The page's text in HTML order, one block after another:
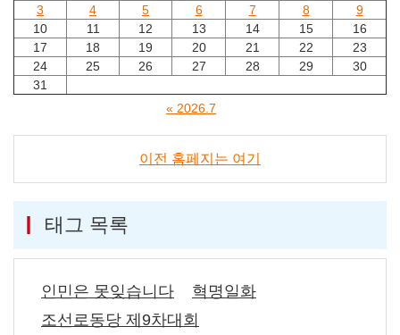
3
4 5 6 7 8
9
10
11 12 13 14 15
16
17
18 19 20 21 22
23
24
25 26 27 28 29
30
31
« 2026.7
이전 홈페지는 여기
태그 목록
인민은 못잊습니다
혁명일화
조선로동당 제9차대회